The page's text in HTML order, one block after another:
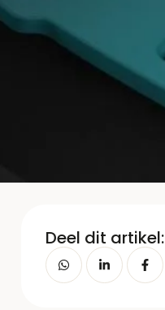
Deel dit artikel: